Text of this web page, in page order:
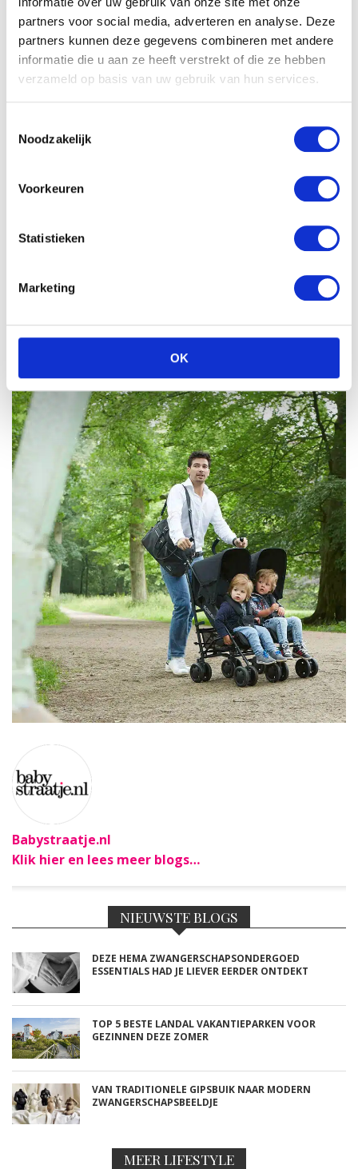
partners voor social media, adverteren en analyse. Deze
partners kunnen deze gegevens combineren met andere
informatie die u aan ze heeft verstrekt of die ze hebben
verzameld op basis van uw gebruik van hun services.
Noodzakelijk
Voorkeuren
Statistieken
Marketing
OK
Babystraatje.nl
Klik hier en lees meer blogs…
NIEUWSTE BLOGS
DEZE HEMA ZWANGERSCHAPSONDERGOED
ESSENTIALS HAD JE LIEVER EERDER ONTDEKT
TOP 5 BESTE LANDAL VAKANTIEPARKEN VOOR
GEZINNEN DEZE ZOMER
VAN TRADITIONELE GIPSBUIK NAAR MODERN
ZWANGERSCHAPSBEELDJE
MEER LIFESTYLE